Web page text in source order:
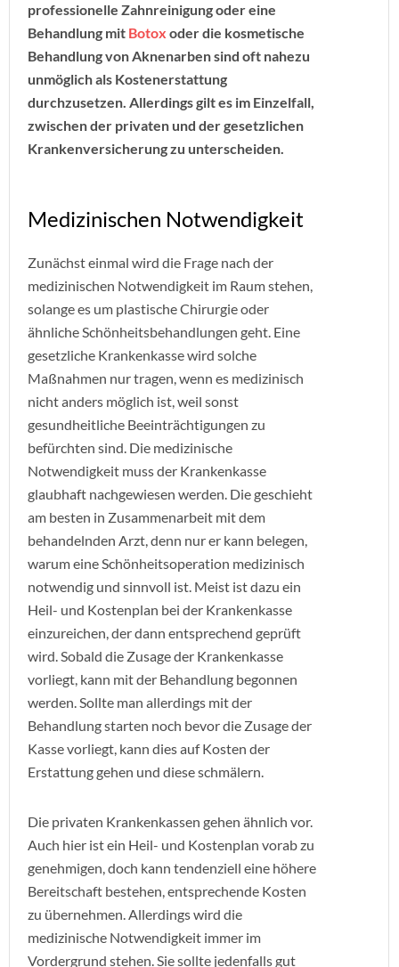
professionelle Zahnreinigung oder eine
Behandlung mit Botox oder die kosmetische
Behandlung von Aknenarben sind oft nahezu
unmöglich als Kostenerstattung
durchzusetzen. Allerdings gilt es im Einzelfall,
zwischen der privaten und der gesetzlichen
Krankenversicherung zu unterscheiden.
Medizinischen Notwendigkeit
Zunächst einmal wird die Frage nach der
medizinischen Notwendigkeit im Raum stehen,
solange es um plastische Chirurgie oder
ähnliche Schönheitsbehandlungen geht. Eine
gesetzliche Krankenkasse wird solche
Maßnahmen nur tragen, wenn es medizinisch
nicht anders möglich ist, weil sonst
gesundheitliche Beeinträchtigungen zu
befürchten sind. Die medizinische
Notwendigkeit muss der Krankenkasse
glaubhaft nachgewiesen werden. Die geschieht
am besten in Zusammenarbeit mit dem
behandelnden Arzt, denn nur er kann belegen,
warum eine Schönheitsoperation medizinisch
notwendig und sinnvoll ist. Meist ist dazu ein
Heil- und Kostenplan bei der Krankenkasse
einzureichen, der dann entsprechend geprüft
wird. Sobald die Zusage der Krankenkasse
vorliegt, kann mit der Behandlung begonnen
werden. Sollte man allerdings mit der
Behandlung starten noch bevor die Zusage der
Kasse vorliegt, kann dies auf Kosten der
Erstattung gehen und diese schmälern.
Die privaten Krankenkassen gehen ähnlich vor.
Auch hier ist ein Heil- und Kostenplan vorab zu
genehmigen, doch kann tendenziell eine höhere
Bereitschaft bestehen, entsprechende Kosten
zu übernehmen. Allerdings wird die
medizinische Notwendigkeit immer im
Vordergrund stehen. Sie sollte jedenfalls gut